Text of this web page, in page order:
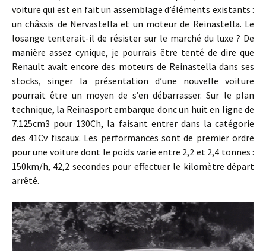
voiture qui est en fait un assemblage d’éléments existants :
un châssis de Nervastella et un moteur de Reinastella. Le
losange tenterait-il de résister sur le marché du luxe ? De
manière assez cynique, je pourrais être tenté de dire que
Renault avait encore des moteurs de Reinastella dans ses
stocks, singer la présentation d’une nouvelle voiture
pourrait être un moyen de s’en débarrasser. Sur le plan
technique, la Reinasport embarque donc un huit en ligne de
7.125cm3 pour 130Ch, la faisant entrer dans la catégorie
des 41Cv fiscaux. Les performances sont de premier ordre
pour une voiture dont le poids varie entre 2,2 et 2,4 tonnes :
150km/h, 42,2 secondes pour effectuer le kilomètre départ
arrêté.